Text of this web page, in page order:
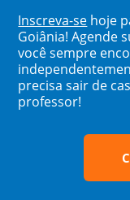
Inscreva-se hoje
Goiânia! Agende
você sempre
precisa sair de
professor!